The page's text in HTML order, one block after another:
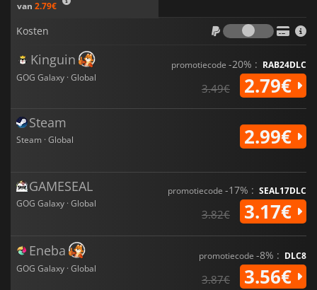
van 2.79€
Kosten
Kosten
Kinguin
GOG Galaxy · Global
promotiecode -20% : RAB24DLC
3.49€ 2.79€
Steam
Steam · Global 2.99€
GAMESEAL
GOG Galaxy · Global
promotiecode -17% : SEAL17DLC
3.82€ 3.17€
Eneba
GOG Galaxy · Global
promotiecode -8% : DLC8
3.87€ 3.56€